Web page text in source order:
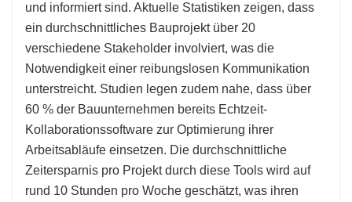
und informiert sind. Aktuelle Statistiken zeigen, dass
ein durchschnittliches Bauprojekt über 20
verschiedene Stakeholder involviert, was die
Notwendigkeit einer reibungslosen Kommunikation
unterstreicht. Studien legen zudem nahe, dass über
60 % der Bauunternehmen bereits Echtzeit-
Kollaborationssoftware zur Optimierung ihrer
Arbeitsabläufe einsetzen. Die durchschnittliche
Zeitersparnis pro Projekt durch diese Tools wird auf
rund 10 Stunden pro Woche geschätzt, was ihren